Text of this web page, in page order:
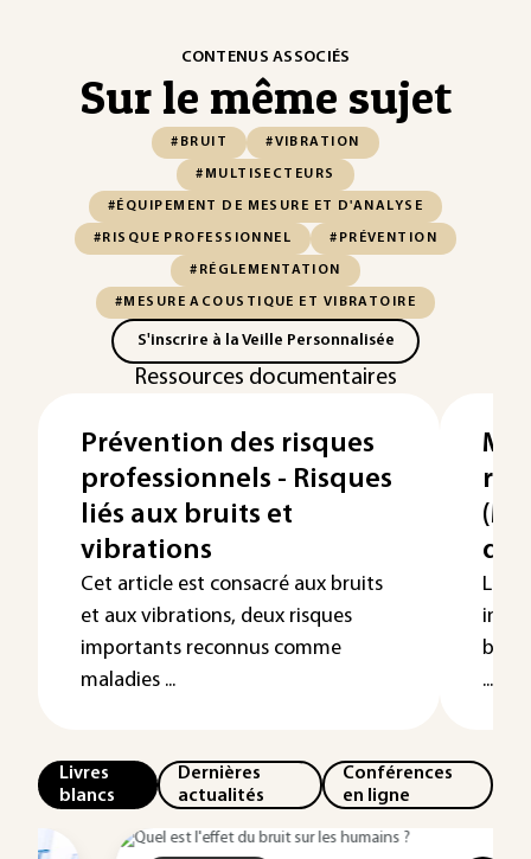
CONTENUS ASSOCIÉS
Sur le même sujet
#BRUIT #VIBRATION
#MULTISECTEURS
#ÉQUIPEMENT DE MESURE ET D'ANALYSE
#RISQUE PROFESSIONNEL #PRÉVENTION
#RÉGLEMENTATION
#MESURE ACOUSTIQUE ET VIBRATOIRE
S'inscrire à la Veille Personnalisée
Ressources documentaires
Prévention des risques
professionnels - Risques
liés aux bruits et
vibrations
Cet article est consacré aux bruits
et aux vibrations, deux risques
importants reconnus comme
maladies ...
de
Les
...
Livres
blancs
Dernières
actualités
Conférences
en ligne